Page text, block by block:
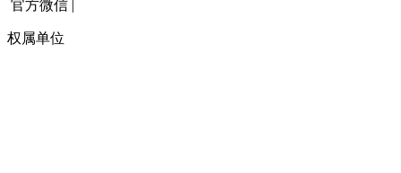
官方微信 |
权属单位